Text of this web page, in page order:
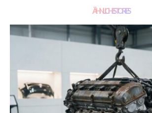
ÄHNLICHE STORIES